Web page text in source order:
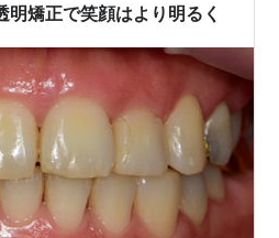
明矯正で笑顔はより明るく